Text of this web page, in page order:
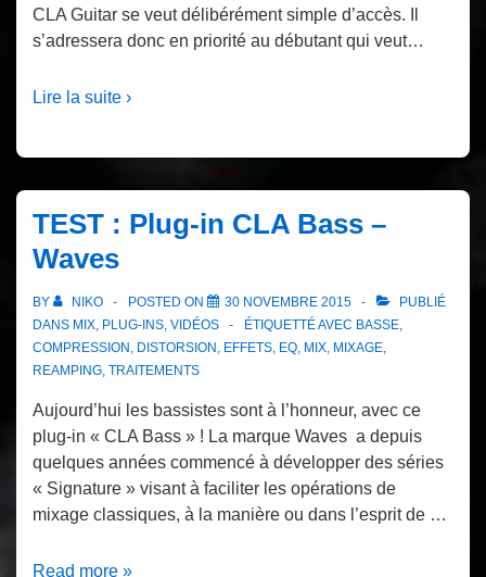
CLA Guitar se veut délibérément simple d’accès. Il
s’adressera donc en priorité au débutant qui veut…
Lire la suite ›
TEST : Plug-in CLA Bass –
Waves
BY NIKO POSTED ON 30 NOVEMBRE 2015
PUBLIÉ
DANS MIX, PLUG-INS, VIDÉOS ÉTIQUETTÉ AVEC BASSE,
COMPRESSION , DISTORSION , EFFETS, EQ, MIX, MIXAGE,
REAMPING, TRAITEMENTS
Aujourd’hui les bassistes sont à l’honneur, avec ce
plug-in « CLA Bass » ! La marque Waves a depuis
quelques années commencé à développer des séries
« Signature » visant à faciliter les opérations de
mixage classiques, à la manière ou dans l’esprit de …
TEST
Read more »